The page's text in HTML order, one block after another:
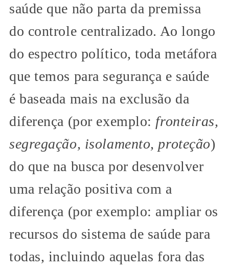
saúde que não parta da premissa
do controle centralizado. Ao longo
do espectro político, toda metáfora
que temos para segurança e saúde
é baseada mais na exclusão da
diferença (por exemplo: fronteiras,
segregação, isolamento, proteção)
do que na busca por desenvolver
uma relação positiva com a
diferença (por exemplo: ampliar os
recursos do sistema de saúde para
todas, incluindo aquelas fora das